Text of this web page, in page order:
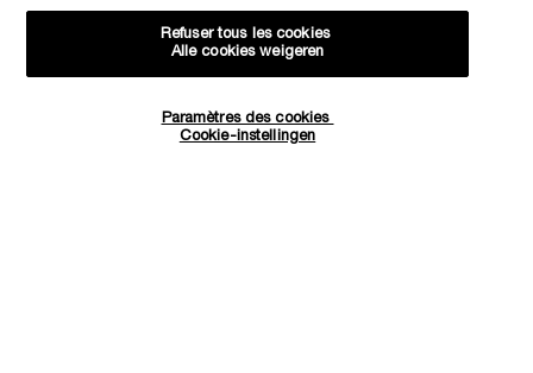
Paramètres des cookies
Cookie-instellingen
Refuser tous les cookies
Alle cookies weigeren